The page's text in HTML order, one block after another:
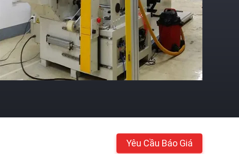
Yêu Cầu Báo Giá